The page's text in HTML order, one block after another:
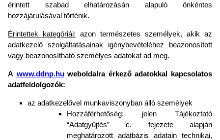
érintett szabad elhatározásán alapuló önkéntes
hozzájárulásával történik.
Érintettek kategóriái: azon természetes személyek, akik az
adatkezelő szolgáltatásainak igénybevételéhez beazonosított
vagy beazonosítható személyes adatokat ad meg.
A www.ddnp.huweboldalra érkező adatokkal kapcsolatos
adatfeldolgozók:
az adatkezelővel munkaviszonyban álló személyek
Hozzáférhetőség: jelen Tájékoztató
“Adatgyűjtés” c. fejezete alapján
meghatározott adatbázis adatain technikai,